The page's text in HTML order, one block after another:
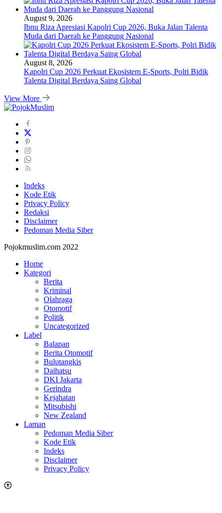
August 9, 2026
Ibnu Riza Apresiasi Kapolri Cup 2026, Buka Jalan Talenta
Muda dari Daerah ke Panggung Nasional
August 8, 2026
Kapolri Cup 2026 Perkuat Ekosistem E-Sports, Polri Bidik
Talenta Digital Berdaya Saing Global
View More
Indeks
Kode Etik
Privacy Policy
Redaksi
Disclaimer
Pedoman Media Siber
Pojokmuslim.com 2022
Home
Kategori
Berita
Kriminal
Olahraga
Otomotif
Politik
Uncategorized
Label
Balapan
Berita Otomotif
Bulutangkis
Daihatsu
DKI Jakarta
Gerindra
Kejahatan
Mitsubishi
New Zealand
Laman
Pedoman Media Siber
Kode Etik
Indeks
Disclaimer
Privacy Policy